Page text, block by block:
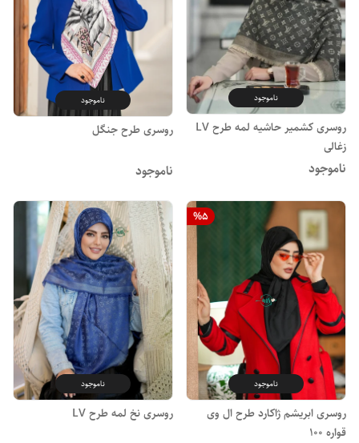
ناموجود
روسری کشمیر حاشیه لمه طرح LV
زغالی
ناموجود
ناموجود
روسری طرح جنگل
ناموجود
%5
ناموجود
روسری ابریشم ژاکارد طرح ال وی
قواره 100
ناموجود
روسری نخ لمه طرح LV